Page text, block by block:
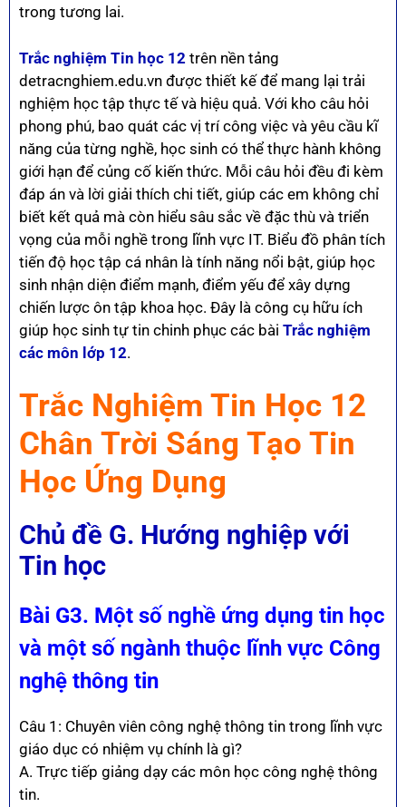
trong tương lai.
Trắc nghiệm Tin học 12 trên nền tảng
detracnghiem.edu.vn được thiết kế để mang lại trải
nghiệm học tập thực tế và hiệu quả. Với kho câu hỏi
phong phú, bao quát các vị trí công việc và yêu cầu kĩ
năng của từng nghề, học sinh có thể thực hành không
giới hạn để củng cố kiến thức. Mỗi câu hỏi đều đi kèm
đáp án và lời giải thích chi tiết, giúp các em không chỉ
biết kết quả mà còn hiểu sâu sắc về đặc thù và triển
vọng của mỗi nghề trong lĩnh vực IT. Biểu đồ phân tích
tiến độ học tập cá nhân là tính năng nổi bật, giúp học
sinh nhận diện điểm mạnh, điểm yếu để xây dựng
chiến lược ôn tập khoa học. Đây là công cụ hữu ích
giúp học sinh tự tin chinh phục các bài Trắc nghiệm
các môn lớp 12.
Trắc Nghiệm Tin Học 12
Chân Trời Sáng Tạo Tin
Học Ứng Dụng
Chủ đề G. Hướng nghiệp với
Tin học
Bài G3. Một số nghề ứng dụng tin học
và một số ngành thuộc lĩnh vực Công
nghệ thông tin
Câu 1: Chuyên viên công nghệ thông tin trong lĩnh vực
giáo dục có nhiệm vụ chính là gì?
A. Trực tiếp giảng dạy các môn học công nghệ thông
tin.